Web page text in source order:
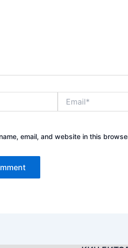
email, and website in this